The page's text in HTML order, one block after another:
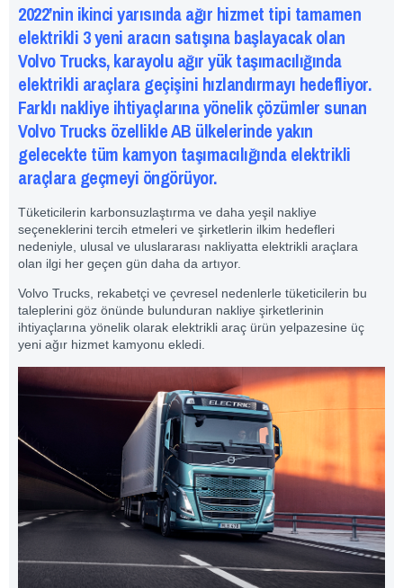
2022’nin ikinci yarısında ağır hizmet tipi tamamen
elektrikli 3 yeni aracın satışına başlayacak olan
Volvo Trucks, karayolu ağır yük taşımacılığında
elektrikli araçlara geçişini hızlandırmayı hedefliyor.
Farklı nakliye ihtiyaçlarına yönelik çözümler sunan
Volvo Trucks özellikle AB ülkelerinde yakın
gelecekte tüm kamyon taşımacılığında elektrikli
araçlara geçmeyi öngörüyor.
Tüketicilerin karbonsuzlaştırma ve daha yeşil nakliye
seçeneklerini tercih etmeleri ve şirketlerin ilkim hedefleri
nedeniyle, ulusal ve uluslararası nakliyatta elektrikli araçlara
olan ilgi her geçen gün daha da artıyor.
Volvo Trucks, rekabetçi ve çevresel nedenlerle tüketicilerin bu
taleplerini göz önünde bulunduran nakliye şirketlerinin
ihtiyaçlarına yönelik olarak elektrikli araç ürün yelpazesine üç
yeni ağır hizmet kamyonu ekledi.